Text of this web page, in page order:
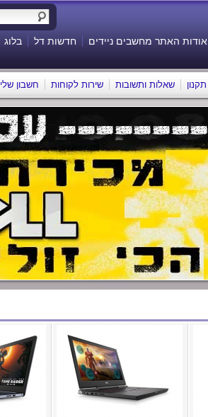
בלוג חדשות דל אודות האתר מחשבים ניידים
חשבון שלי שירות לקוחות שאלות ותשובות תקנון